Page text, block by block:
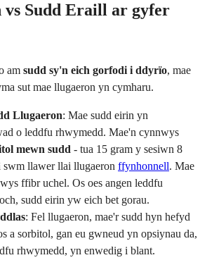
vs Sudd Eraill ar gyfer
am sudd sy'n eich gorfodi i ddyrïo, mae
sut mae llugaeron yn cymharu.
Llugaeron: Mae sudd eirin yn
o leddfu rhwymedd. Mae'n cynnwys
mewn sudd - tua 15 gram y sesiwn 8
swm llawer llai llugaeron ffynhonnell. Mae
ffibr uchel. Os oes angen leddfu
sudd eirin yw eich bet gorau.
: Fel llugaeron, mae'r sudd hyn hefyd
a sorbitol, gan eu gwneud yn opsiynau da,
rhwymedd, yn enwedig i blant.